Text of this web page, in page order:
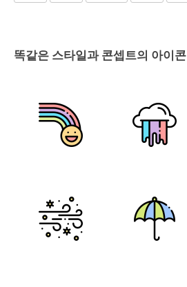
똑같은 스타일과 콘셉트의 아이콘